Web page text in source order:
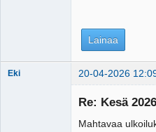
Lainaa
Eki 20-04-2026
Re: Kesä 2026
Mahtavaa